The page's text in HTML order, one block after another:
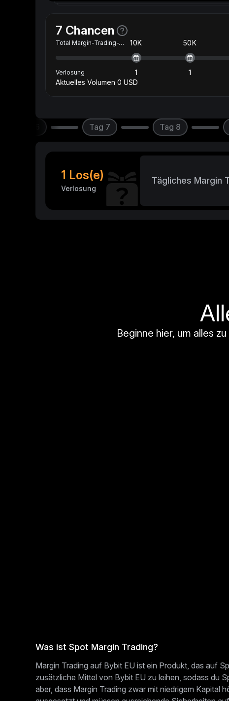
7 Chancen
Total Margin-Trading-Volumen(USD) 10K 50K
Verlosung 1 1
Aktuelles Volumen 0 USD
Tag 7 Tag 8
1 Los(e)
Verlosung
Tägliches Margin
Beginne hier, um alles
Was ist Spot Margin Trading?
Margin Trading auf Bybit EU ist ein Produkt, das auf
zusätzliche Mittel von Bybit EU zu leihen, sodass du
aber, dass Margin Trading zwar mit niedrigem Kapital